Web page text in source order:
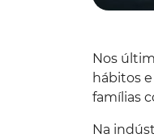
Nos
hábitos
famílias
Na